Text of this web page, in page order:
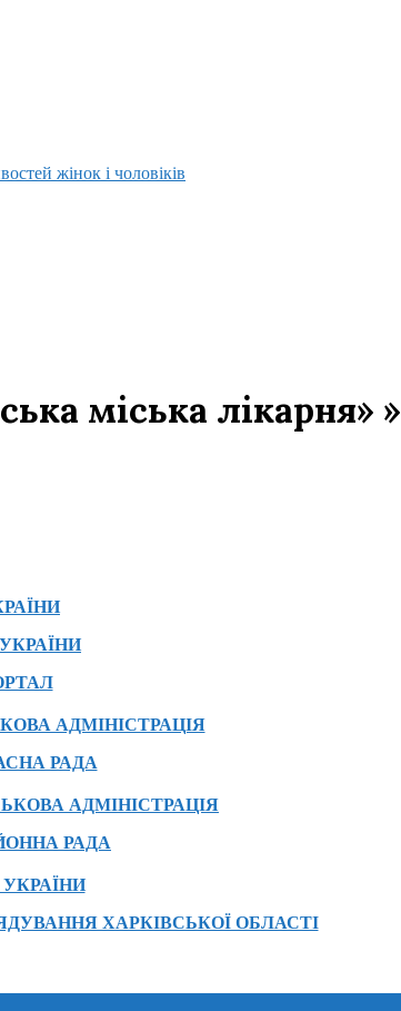
жінок і чоловіків
міська лікарня» »
АДМІНІСТРАЦІЯ
РАДА
АДМІНІСТРАЦІЯ
РАДА
ХАРКІВСЬКОЇ ОБЛАСТІ